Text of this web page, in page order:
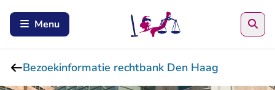
Menu
Bezoekinformatie rechtbank Den Haag